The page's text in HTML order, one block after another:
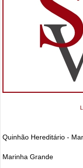
Quinhão Hereditário -
Marinha Grande